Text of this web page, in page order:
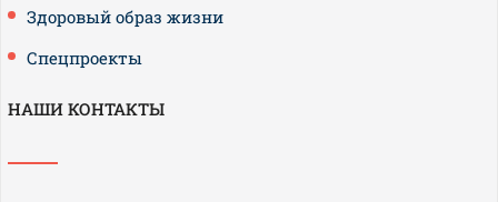
Здоровый образ жизни
Спецпроекты
НАШИ КОНТАКТЫ